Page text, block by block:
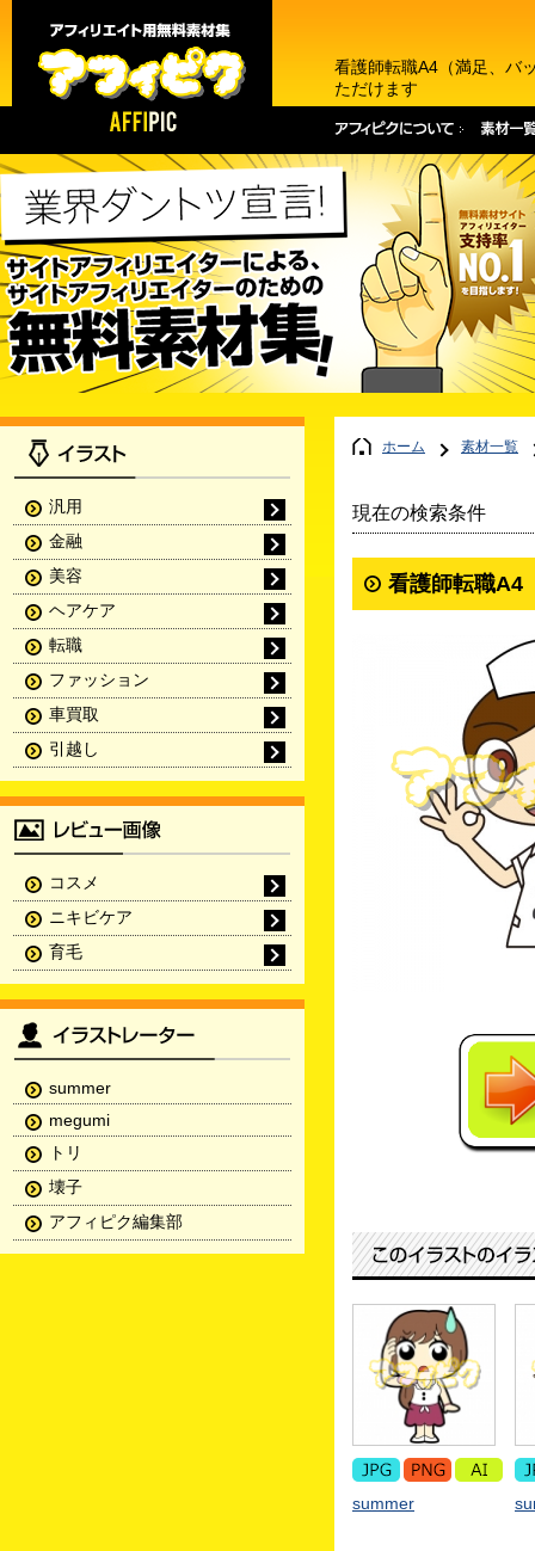
看護師転職A4（満足、バ
ただけます
ホーム 素材一覧
現在の検索条件
看護師転職A4
summer
汎用
金融
美容
ヘアケア
転職
ファッション
車買取
引越し
コスメ
ニキビケア
育毛
summer
megumi
トリ
壊子
アフィピク編集部